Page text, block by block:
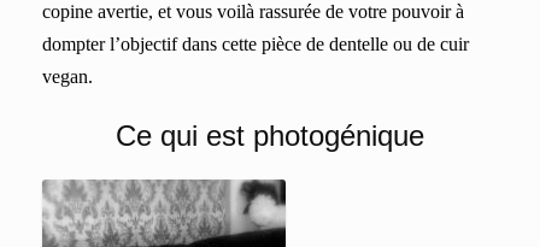
copine avertie, et vous voilà rassurée de votre pouvoir à
dompterl’objectif dans cette pièce de dentelle ou de cuir
vegan.
Ce qui est photogénique